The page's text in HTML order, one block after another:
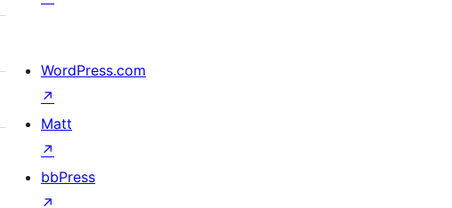
WordPress.com
↗
Matt
↗
bbPress
↗